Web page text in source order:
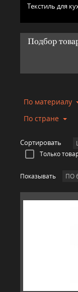
Текстиль для
Подбор
По материалу
По стране
Сортировать
Только
Показывать ПО